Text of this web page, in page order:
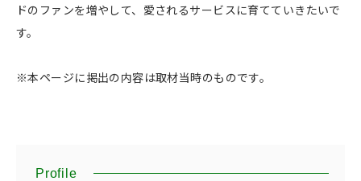
ドのファンを増やして、愛されるサービスに育てていきたいで
す。
※本ページに掲出の内容は取材当時のものです。
Profile